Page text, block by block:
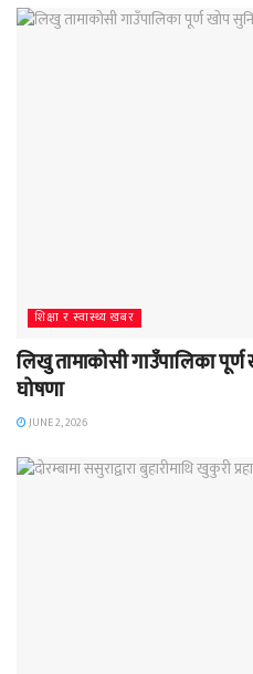
शिक्षा र स्वास्थ्य खबर
लिखु तामाकोसी गाउँपालिका पूर्ण
घोषणा
JUNE 2, 2026